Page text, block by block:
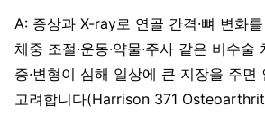
A: 증상과 X-ray로 연골 간격·뼈 변화
체중 조절·운동·약물·주사 같은 비수
증·변형이 심해 일상에 큰 지장을 주면
고려합니다(Harrison 371